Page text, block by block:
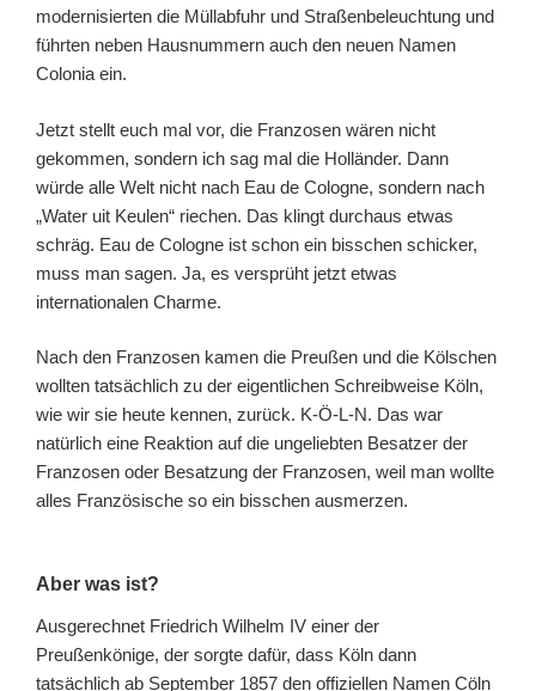
modernisierten die Müllabfuhr und Straßenbeleuchtung und
führten neben Hausnummern auch den neuen Namen
Colonia ein.
Jetzt stellt euch mal vor, die Franzosen wären nicht
gekommen, sondern ich sag mal die Holländer. Dann
würde alle Welt nicht nach Eau de Cologne, sondern nach
„Water uit Keulen“ riechen. Das klingt durchaus etwas
schräg. Eau de Cologne ist schon ein bisschen schicker,
muss man sagen. Ja, es versprüht jetzt etwas
internationalen Charme.
Nach den Franzosen kamen die Preußen und die Kölschen
wollten tatsächlich zu der eigentlichen Schreibweise Köln,
wie wir sie heute kennen, zurück. K-Ö-L-N. Das war
natürlich eine Reaktion auf die ungeliebten Besatzer der
Franzosen oder Besatzung der Franzosen, weil man wollte
alles Französische so ein bisschen ausmerzen.
Aber was ist?
Ausgerechnet Friedrich Wilhelm IV einer der
Preußenkönige, der sorgte dafür, dass Köln dann
tatsächlich ab September 1857 den offiziellen Namen Cöln